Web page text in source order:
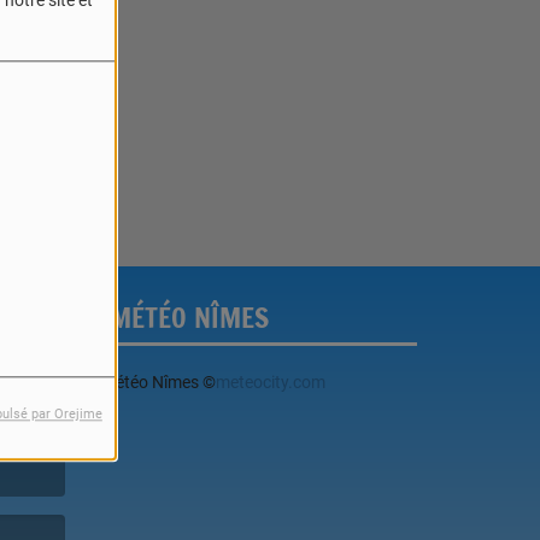
par Orejime
MÉTÉO NÎMES
Météo Nîmes©meteocity.com